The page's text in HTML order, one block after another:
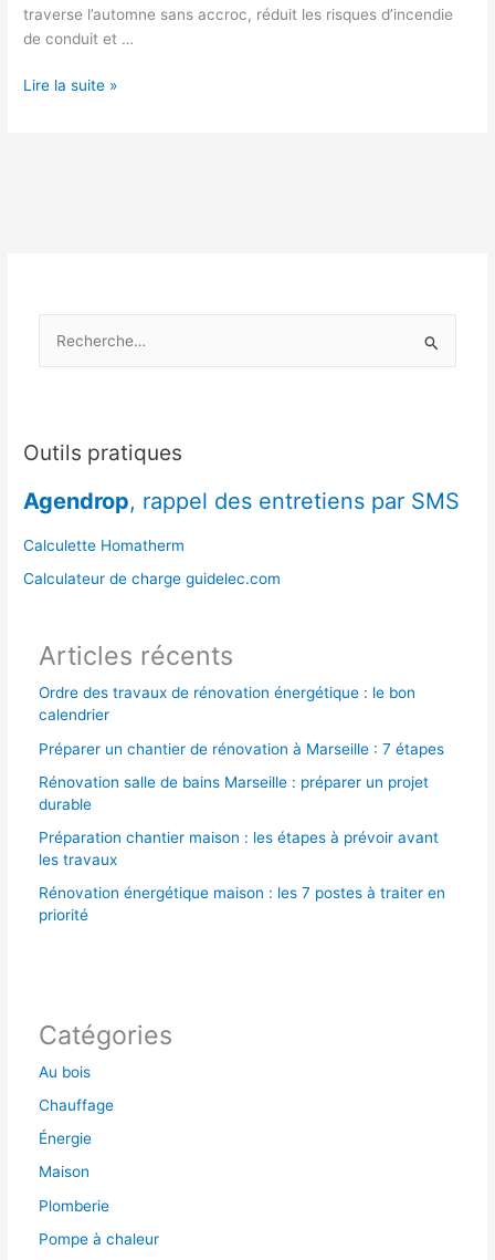
traverse l’automne sans accroc, réduit les risques d’incendie
de conduit et …
Entretien
Lire la suite »
e
c
h
:
Outils pratiques
Agendrop, rappel des entretiens par SMS
Calculette Homatherm
Calculateur de charge guidelec.com
Articles récents
Ordre des travaux de rénovation énergétique : le bon
calendrier
Préparer un chantier de rénovation à Marseille : 7 étapes
Rénovation salle de bains Marseille : préparer un projet
durable
Préparation chantier maison : les étapes à prévoir avant
les travaux
Rénovation énergétique maison : les 7 postes à traiter en
priorité
Catégories
Au bois
Chauffage
Énergie
Maison
Plomberie
Pompe à chaleur